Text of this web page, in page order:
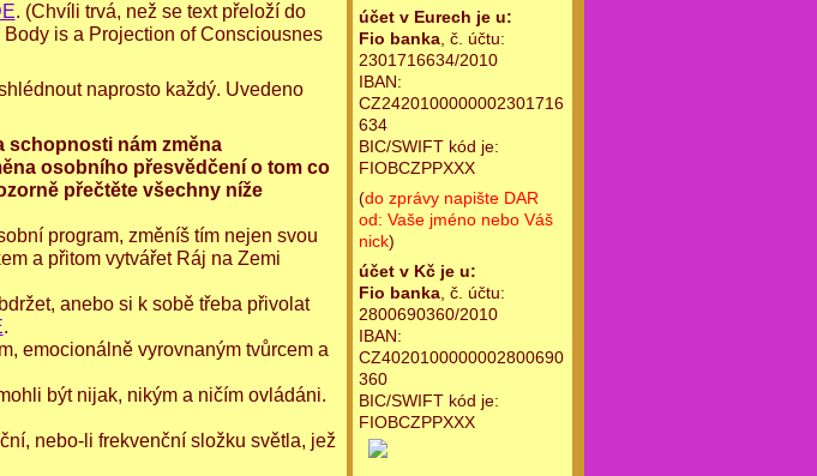
. (Chvíli trvá, než se text přeloží do
is a Projection of Consciousnes
naprosto každý. Uvedeno
schopnosti nám změna
osobního přesvědčení o tom co
přečtěte všechny níže
program, změníš tím nejen svou
a přitom vytvářet Ráj na Zemi
anebo si k sobě třeba přivolat
.
emocionálně vyrovnaným tvůrcem a
být nijak, nikým a ničím ovládáni.
nebo-li frekvenční složku světla, jež
účet v Eurech je u:
Fio banka, č. účtu:
2301716634/2010
IBAN:
CZ2420100000002301716
634
BIC/SWIFT kód je:
FIOBCZPPXXX
(do zprávy napište DAR
od: Vaše jméno nebo Váš
nick)
účet v Kč je u:
Fio banka, č. účtu:
2800690360/2010
IBAN:
CZ4020100000002800690
360
BIC/SWIFT kód je:
FIOBCZPPXXX